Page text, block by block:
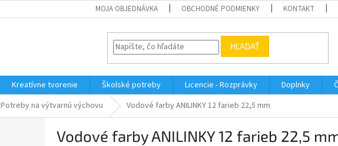
MOJA OBJEDNÁVKA OBCHODNÉ PODMIENKY KONTAKT
HĽADAŤ
Kreatívne tvorenie Školské potreby Licencie - Rozprávky Doplnky
Potreby na výtvarnú výchovu Vodové farby ANILINKY 12 farieb 22,5 mm
Vodové farby ANILINKY 12 farieb 22,5